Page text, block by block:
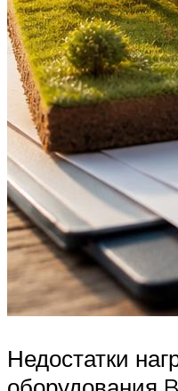
Недостатки